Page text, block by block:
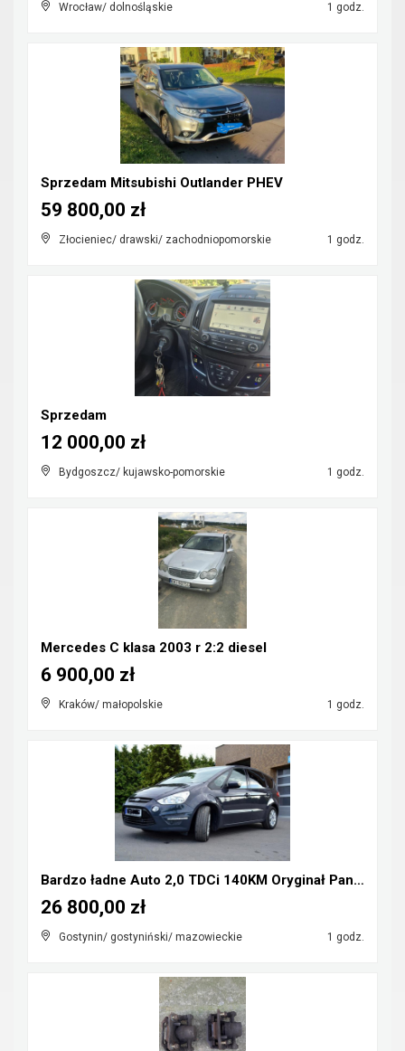
Wrocław/ dolnośląskie 1 godz.
Sprzedam Mitsubishi Outlander PHEV
Złocieniec/ drawski/ zachodniopomorskie 1 godz.
59 800,00 zł
Sprzedam
Bydgoszcz/ kujawsko-pomorskie 1 godz.
12 000,00 zł
Mercedes C klasa 2003 r 2:2 diesel
Kraków/ małopolskie 1 godz.
6 900,00 zł
Bardzo ładne Auto 2,0 TDCi 140KM Oryginał Panorama...
Gostynin/ gostyniński/ mazowieckie 1 godz.
26 800,00 zł